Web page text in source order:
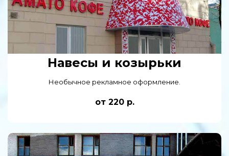
Навесы и козырьки
Необычное рекламное оформление.
от 220 р.